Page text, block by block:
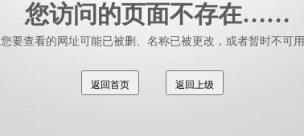
您访问的页面不存在……
您要查看的网址可能已被删、名称已被更改，或者暂时不可用
返回首页 返回上级